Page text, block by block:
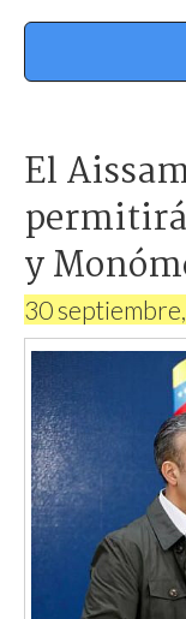
El
permitirá
y
30